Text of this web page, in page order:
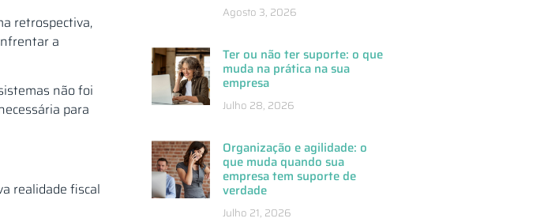
retrospectiva,
a
não foi
para
realidade fiscal
Agosto 3, 2026
Ter ou não ter suporte: o que
muda na prática na sua
empresa
Julho 28, 2026
Organização e agilidade: o
que muda quando sua
empresa tem suporte de
verdade
Julho 21, 2026